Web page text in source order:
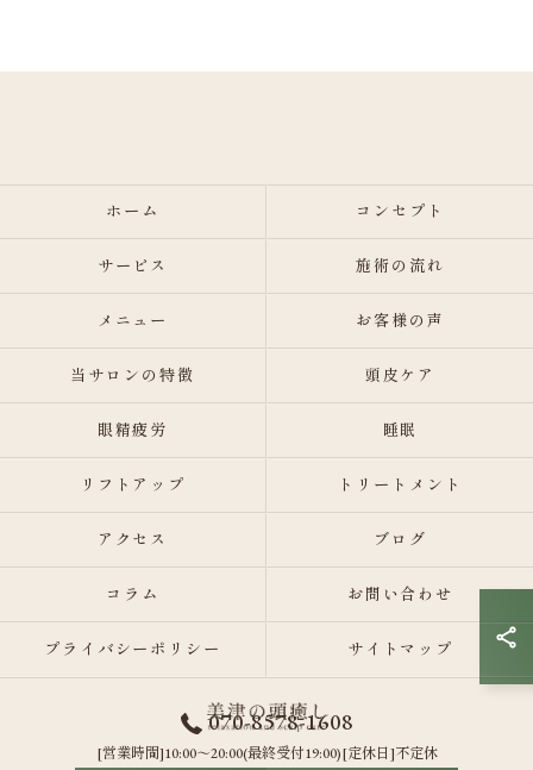
070-8578-1608
[営業時間]10:00～20:00(最終受付19:00)[定休日]不定休
ホーム コンセプト
サービス 施術の流れ
メニュー お客様の声
当サロンの特徴 頭皮ケア
眼精疲労 睡眠
リフトアップ トリートメント
アクセス ブログ
コラム お問い合わせ
プライバシーポリシー サイトマップ